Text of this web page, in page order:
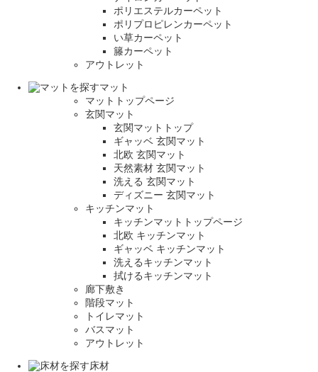
ポリエステルカーペット
ポリプロピレンカーペット
い草カーペット
籐カーペット
アウトレット
マット
マットトップページ
玄関マット
玄関マットトップ
ギャッベ 玄関マット
北欧 玄関マット
天然素材 玄関マット
洗える 玄関マット
ディズニー 玄関マット
キッチンマット
キッチンマットトップページ
北欧 キッチンマット
ギャッベ キッチンマット
洗えるキッチンマット
拭けるキッチンマット
廊下敷き
階段マット
トイレマット
バスマット
アウトレット
床材